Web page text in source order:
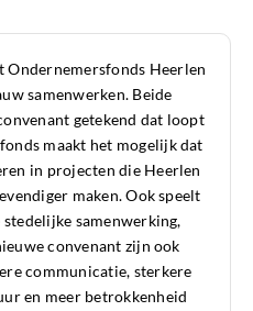
Ondernemersfonds Heerlen
samenwerken. Beide
getekend dat loopt
maakt het mogelijk dat
in projecten die Heerlen
maken. Ook speelt
samenwerking,
convenant zijn ook
communicatie, sterkere
en meer betrokkenheid